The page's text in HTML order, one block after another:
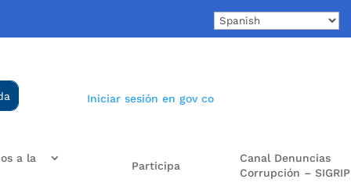
Iniciar sesión en gov co
a la
Participa
Canal Denuncias
Corrupción – SIGRIP